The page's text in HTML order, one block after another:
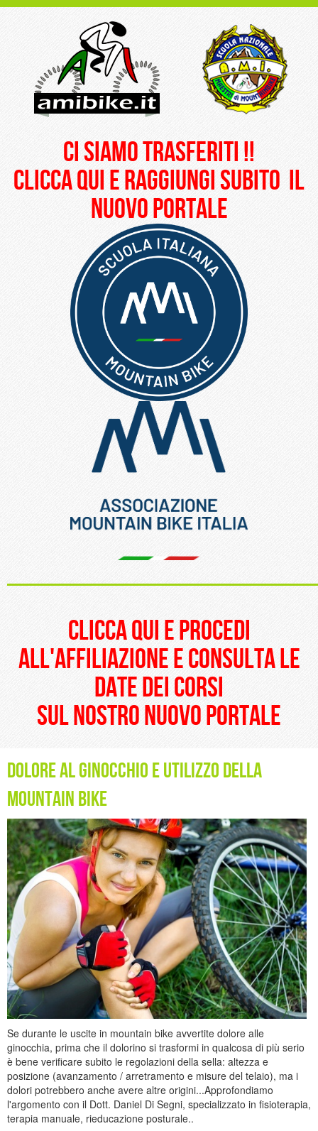
ci siamo trasferiti !!
clicca qui e raggiungi subito il
nuovo portale
clicca qui e procedi
all'affiliazione e consulta le
date dei corsi
sul nostro nuovo portale
Dolore al ginocchio e utilizzo della
mountain bike
Se durante le uscite in mountain bike avvertite dolore alle
ginocchia, prima che il dolorino si trasformi in qualcosa di più serio
è bene verificare subito le regolazioni della sella: altezza e
posizione (avanzamento / arretramento e misure del telaio), ma i
dolori potrebbero anche avere altre origini...Approfondiamo
l'argomento con il Dott. Daniel Di Segni, specializzato in fisioterapia,
terapia manuale, rieducazione posturale..